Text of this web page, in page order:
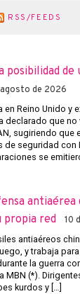
RSS/FEEDS
de
agosto de 2026
en Reino Unido y
declarado que
sugiriendo que
seguridad con
se
antiaérea
propia red
10
antiaéreos
y trabaja
la guerra
MBN (*).
kurdos y […]